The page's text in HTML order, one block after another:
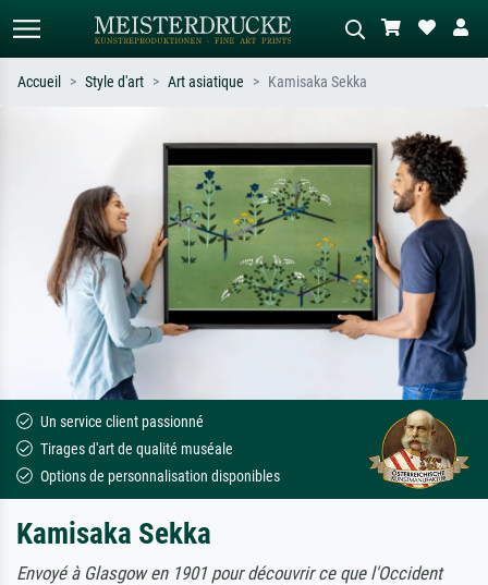
Recherchez par artiste, titre ou style –
ex. Monet, Nuit étoilée,
impressionnisme, vague de Hokusai,
nu.
Décrivez la scène – ex. prairie verte,
abstrait avec beaucoup de rouge,
tableau sombre, nu debout près d'un
Accueil Style d'art Art asiatique Kamisaka Sekka
Un service client passionné
Tirages d'art de qualité muséale
Options de personnalisation disponibles
Kamisaka Sekka
Envoyé à Glasgow en 1901 pour découvrir ce que l'Occident